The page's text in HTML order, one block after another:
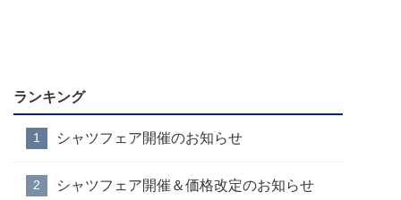
ランキング
シャツフェア開催のお知らせ
シャツフェア開催＆価格改定のお知らせ